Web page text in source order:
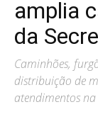
amplia
da
Caminhões,
distribuição de
atendimentos